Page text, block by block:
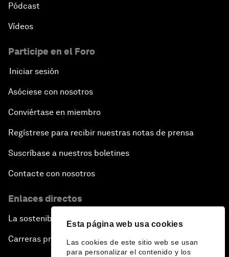
Esta página web usa cookies
Las cookies de este sitio web se usan
para personalizar el contenido y los
Pódcast
Vídeos
Participe en el Foro
Iniciar sesión
Asóciese con nosotros
Conviértase en miembro
Regístrese para recibir nuestras notas de prensa
Suscríbase a nuestros boletines
Contacte con nosotros
Enlaces directos
La sostenibilidad en el Foro
Carreras profesionales